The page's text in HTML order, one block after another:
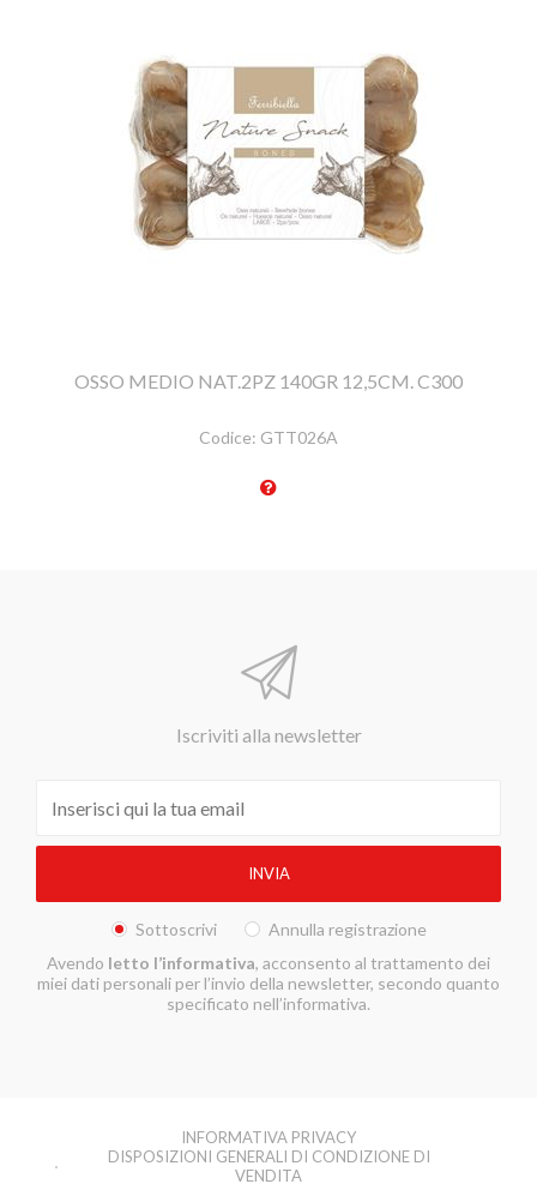
OSSO MEDIO NAT.2PZ 140GR 12,5CM. C300
Codice: GTT026A
Iscriviti alla newsletter
Sottoscrivi
Annulla registrazione
Avendo letto l’informativa, acconsento al trattamento dei
miei dati personali per l’invio della newsletter, secondo quanto
specificato nell’informativa.
INFORMATIVA PRIVACY
DISPOSIZIONI GENERALI DI CONDIZIONE DI
VENDITA